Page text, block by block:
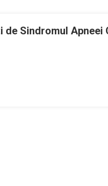
Sindromul Apneei